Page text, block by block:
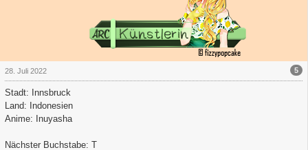
5
28. Juli 2022
Stadt: Innsbruck
Land: Indonesien
Anime: Inuyasha
Nächster Buchstabe: T